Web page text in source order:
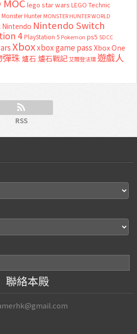
lego star wars LEGO Technic
Monster Hunter MONSTER HUNTER WORLD
Nintendo Nintendo Switch
4 PlayStation 5 Pokemon ps5 SDCC
Xboxxbox game passXbox One
珠 爐石 爐石戰記艾爾登法環 遊戲人
RSS
聯絡本殿